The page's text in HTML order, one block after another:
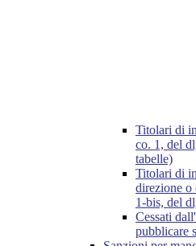
Titolari di
co. 1, del
tabelle)
Titolari di
direzione o
1-bis, del
Cessati
pubblicare